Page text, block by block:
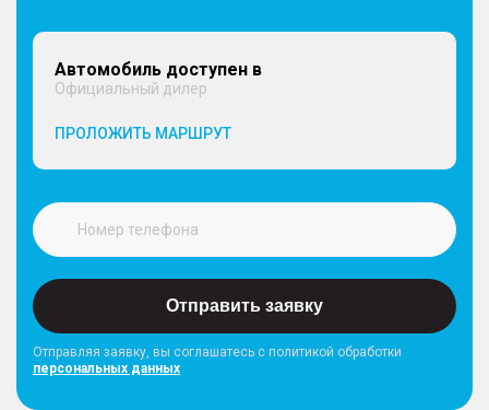
Автомобиль доступен в
Официальный дилер
ПРОЛОЖИТЬ МАРШРУТ
Отправить заявку
Отправляя заявку, вы соглашатесь с политикой обработки
персональных данных